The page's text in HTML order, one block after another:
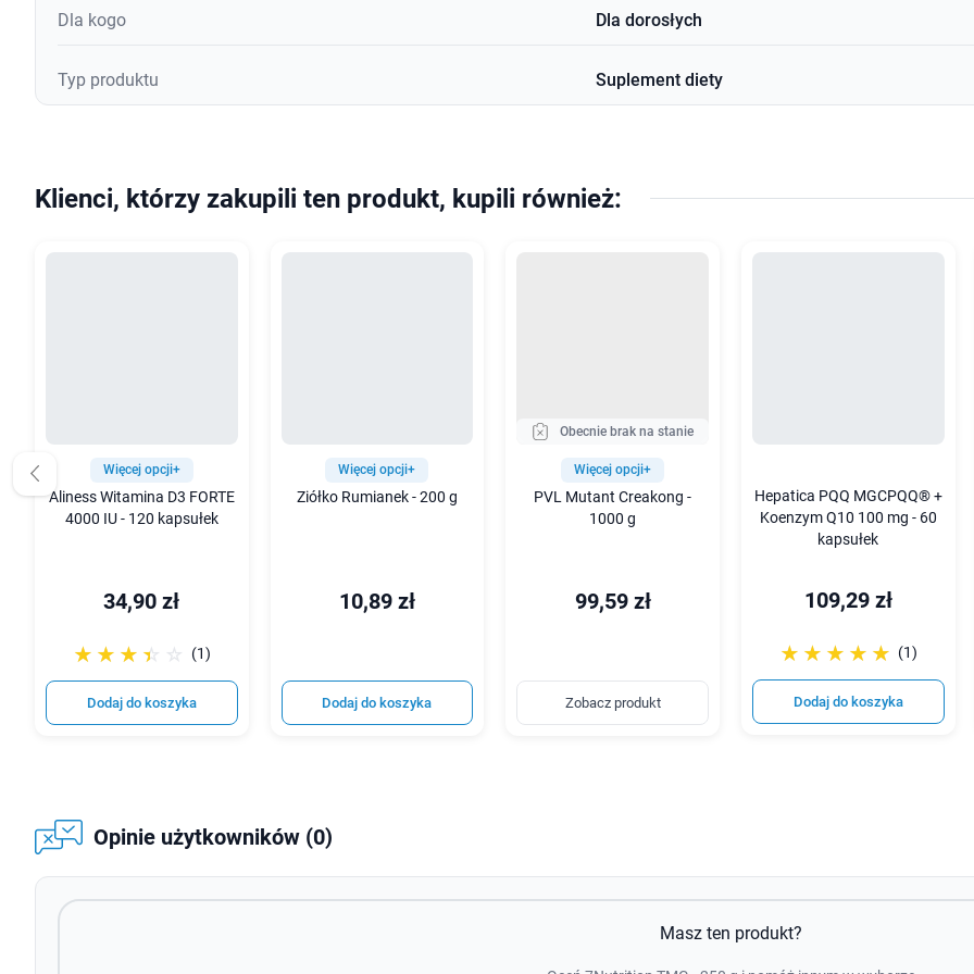
Dla kogo Dla dorosłych
Typ produktu Suplement diety
Klienci, którzy zakupili ten produkt, kupili również:
Więcej opcji+
Aliness Witamina D3 FORTE
4000 IU - 120 kapsułek
34,90 zł
☆☆☆☆☆
★★★★★ (1)
Dodaj do koszyka
Więcej opcji+
Ziółko Rumianek - 200 g
10,89 zł
Dodaj do koszyka
Obecnie brak na stanie
Więcej opcji+
PVL Mutant Creakong -
1000 g
99,59 zł
Zobacz produkt
Hepatica PQQ MGCPQQ® +
Koenzym Q10 100 mg - 60
kapsułek
109,29 zł
☆☆☆☆☆
★★★★★ (1)
Dodaj do koszyka
Opinie użytkowników (0)
Masz ten produkt?